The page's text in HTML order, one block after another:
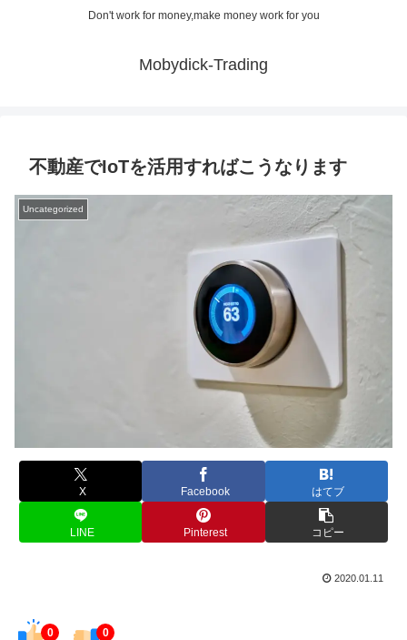
Don't work for money,make money work for you
Mobydick-Trading
不動産でIoTを活用すればこうなります
Uncategorized
X Facebook はてブ
LINE Pinterest コピー
2020.01.11
0 0